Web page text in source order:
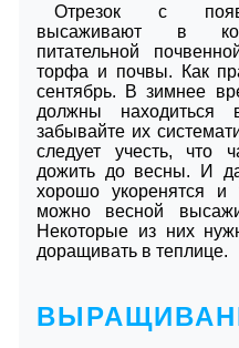
Отрезок с
высаживают в
питательной
торфа и почвы. Как
сентябрь. В зимнее
должны
забывайте их
следует учесть, что
дожить до весны. И
хорошо укоренятся
можно весной
Некоторые из них
доращивать в теплице.